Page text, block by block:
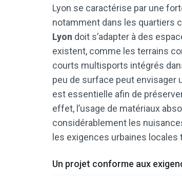
Lyon se caractérise par une
notamment dans les quartiers
Lyon doit s’adapter à des
existent, comme les terrains
courts multisports intégrés
peu de surface peut envisager
est essentielle afin de
effet, l’usage de matériaux
considérablement les
les exigences urbaines
Un projet conforme aux